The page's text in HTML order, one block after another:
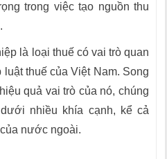
trong việc tạo nguồn thu
là loại thuế có vai trò quan
thuế của Việt Nam. Song
quả vai trò của nó, chúng
nhiều khía cạnh, kể cả
nước ngoài.